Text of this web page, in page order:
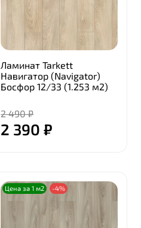
Ламинат Tarkett
Навигатор (Navigator)
Босфор 12/33 (1.253 м2)
2 490 ₽
2 390 ₽
Цена за 1 м2 -4%